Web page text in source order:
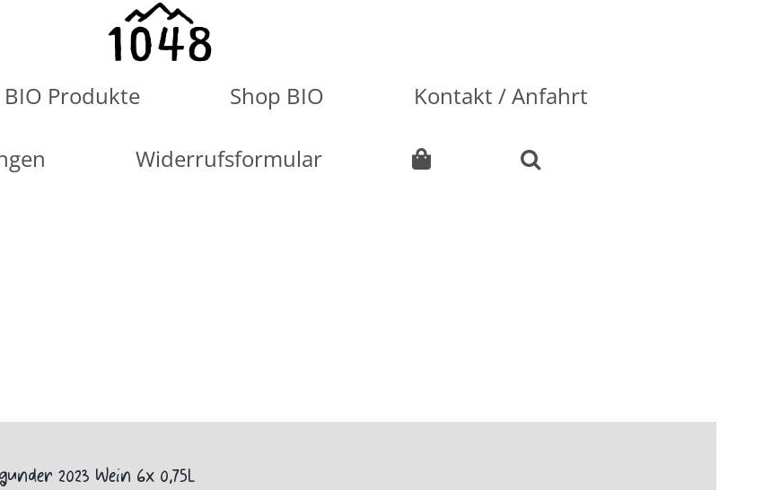
BIO Produkte Shop BIO Kontakt / Anfahrt
Widerrufsformular
2023 Wein 6x 0,75L